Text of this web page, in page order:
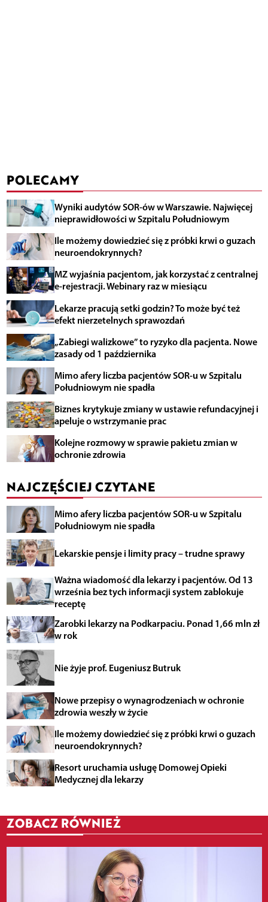
POLECAMY
Wyniki audytów SOR-ów w Warszawie. Najwięcej
nieprawidłowości w Szpitalu Południowym
Ile możemy dowiedzieć się z próbki krwi o guzach
neuroendokrynnych?
MZ wyjaśnia pacjentom, jak korzystać z centralnej
e-rejestracji. Webinary raz w miesiącu
Lekarze pracują setki godzin? To może być też
efekt nierzetelnych sprawozdań
„Zabiegi walizkowe” to ryzyko dla pacjenta. Nowe
zasady od 1 października
Mimo afery liczba pacjentów SOR-u w Szpitalu
Południowym nie spadła
Biznes krytykuje zmiany w ustawie refundacyjnej i
apeluje o wstrzymanie prac
Kolejne rozmowy w sprawie pakietu zmian w
ochronie zdrowia
NAJCZĘŚCIEJ CZYTANE
Mimo afery liczba pacjentów SOR-u w Szpitalu
Południowym nie spadła
Lekarskie pensje i limity pracy – trudne sprawy
Ważna wiadomość dla lekarzy i pacjentów. Od 13
września bez tych informacji system zablokuje
receptę
Zarobki lekarzy na Podkarpaciu. Ponad 1,66 mln zł
w rok
Nie żyje prof. Eugeniusz Butruk
Nowe przepisy o wynagrodzeniach w ochronie
zdrowia weszły w życie
Ile możemy dowiedzieć się z próbki krwi o guzach
neuroendokrynnych?
Resort uruchamia usługę Domowej Opieki
Medycznej dla lekarzy
ZOBACZ RÓWNIEŻ